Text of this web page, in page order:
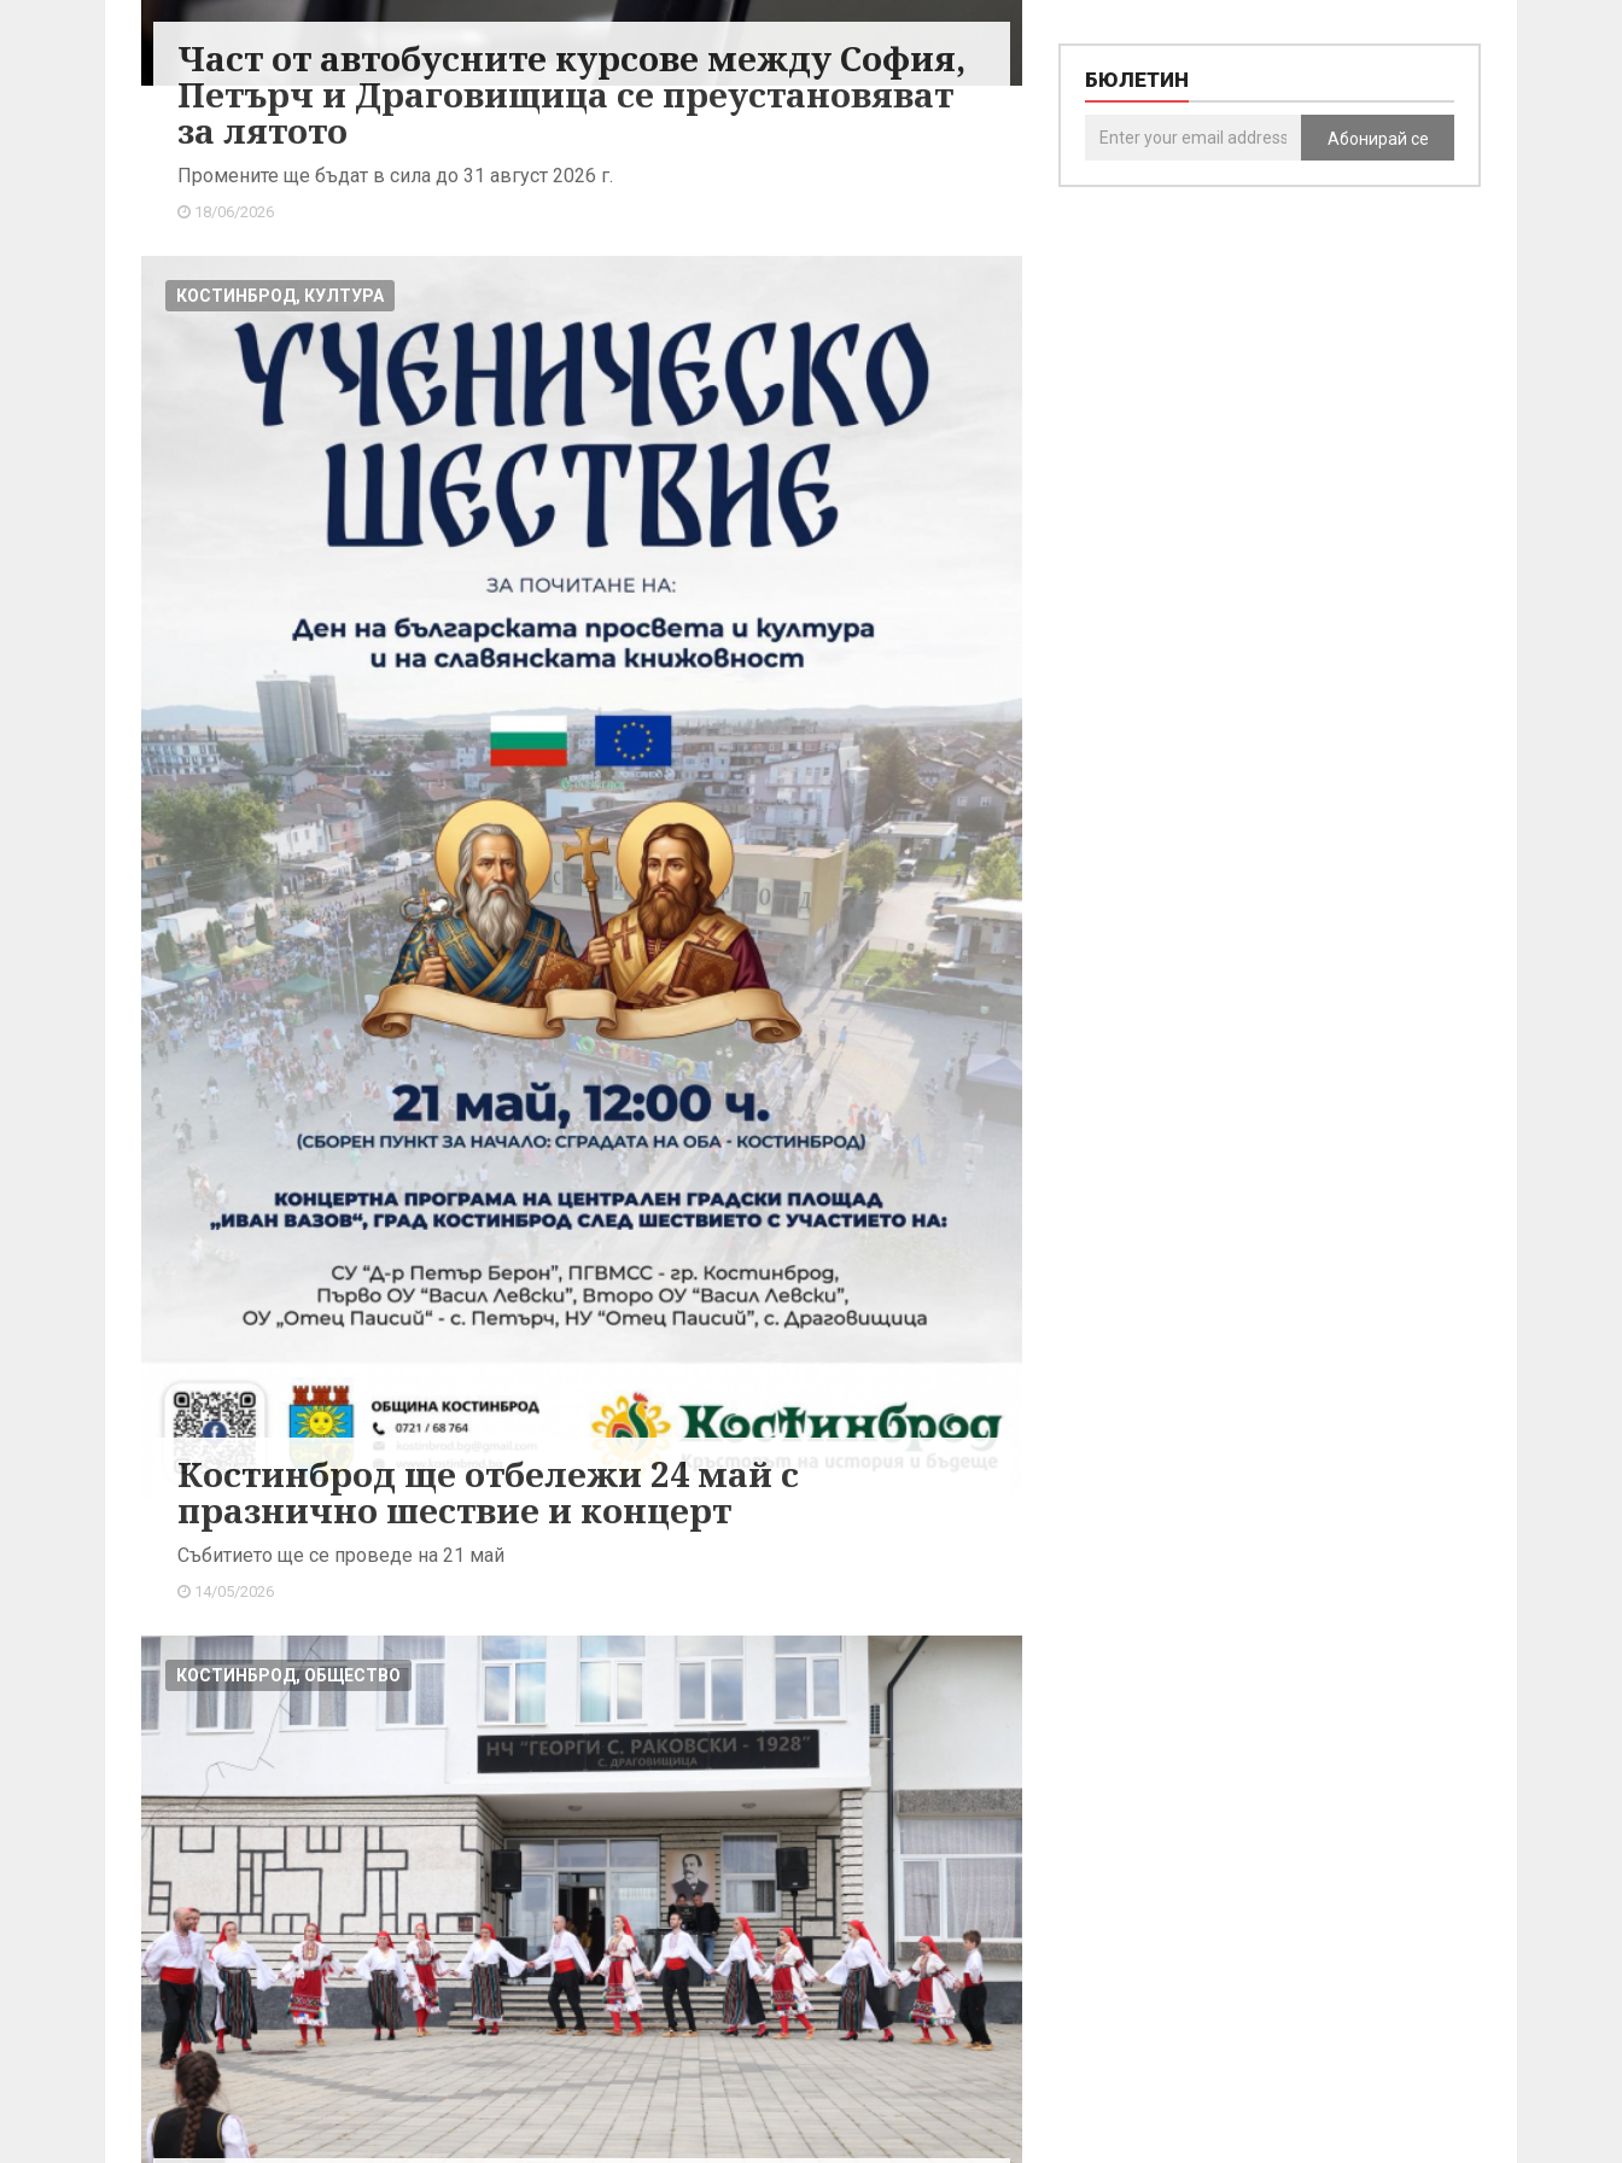
Част от автобусните курсове между София,
Петърч и Драговищица се преустановяват
за лятото
Промените ще бъдат в сила до 31 август 2026 г.
18/06/2026
КОСТИНБРОД, КУЛТУРА
Костинброд ще отбележи 24 май с
празнично шествие и концерт
Събитието ще се проведе на 21 май
14/05/2026
КОСТИНБРОД, ОБЩЕСТВО
БЮЛЕТИН
Абонирай се